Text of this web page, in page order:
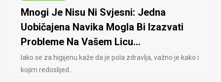
Mnogi Je Nisu Ni Svjesni: Jedna
Uobičajena Navika Mogla Bi Izazvati
Probleme Na Vašem Licu...
Iako se za higijenu kaže da je pola zdravlja, važno je kako i
kojim redoslijed..